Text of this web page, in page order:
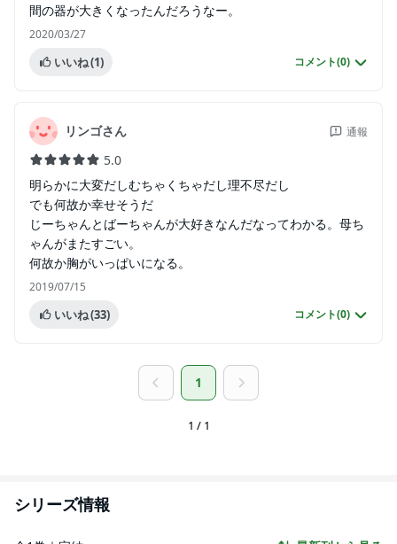
間の器が大きくなったんだろうなー。
2020/03/27
いいね(1) コメント(0)
リンゴさん 通報
5.0
明らかに大変だしむちゃくちゃだし理不尽だし
でも何故か幸せそうだ
じーちゃんとばーちゃんが大好きなんだなってわかる。母ち
ゃんがまたすごい。
何故か胸がいっぱいになる。
2019/07/15
いいね(33) コメント(0)
1
1 / 1
シリーズ情報